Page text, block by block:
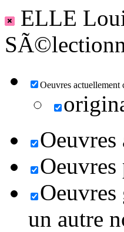
ELLE
Oeuvres
un autre